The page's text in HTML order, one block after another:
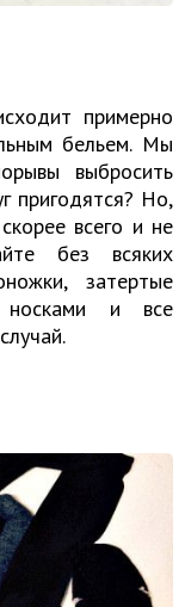
примерно
бельем. Мы
выбросить
пригодятся? Но,
всего и не
без всяких
затертые
носками и все